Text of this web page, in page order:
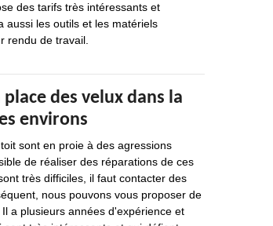
des tarifs très intéressants et
aussi les outils et les matériels
rendu de travail.
des velux dans la
environs
sont en proie à des agressions
de réaliser des réparations de ces
très difficiles, il faut contacter des
nous pouvons vous proposer de
a plusieurs années d'expérience et